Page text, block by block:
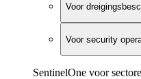
Voor
Voor security
SentinelOne voor